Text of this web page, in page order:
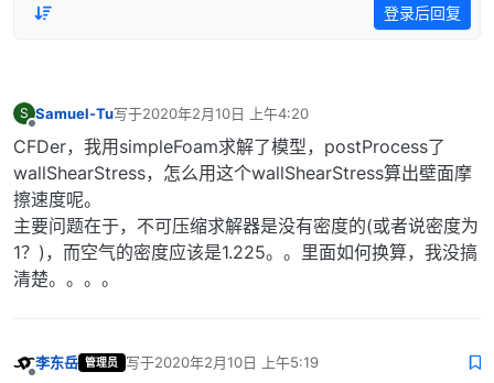
登录后回复
S Samuel-Tu写于2020年2月10日 上午4:20
最后由 编辑
CFDer，我用simpleFoam求解了模型，postProcess了
wallShearStress，怎么用这个wallShearStress算出壁面摩
擦速度呢。
主要问题在于，不可压缩求解器是没有密度的(或者说密度为
1？)，而空气的密度应该是1.225。。里面如何换算，我没搞
清楚。。。。
李东岳 管理员 写于2020年2月10日 上午5:19
最后由 编辑